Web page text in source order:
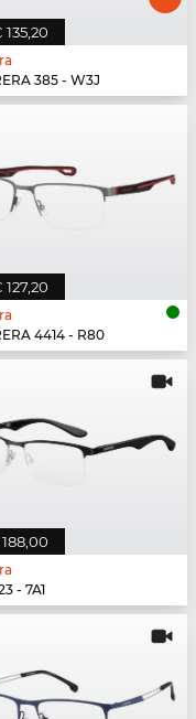
135,20
385 - W3J
127,20
4414 - R80
- 7A1